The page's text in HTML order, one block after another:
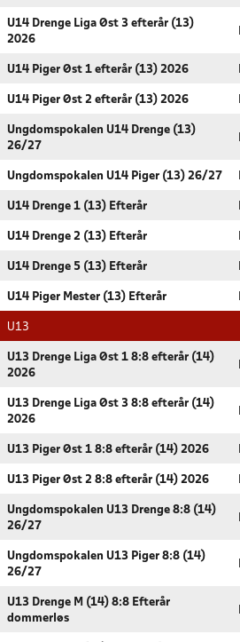
U14 Drenge Liga Øst 3 efterår (13)
2026
U14 Piger Øst 1 efterår (13) 2026
U14 Piger Øst 2 efterår (13) 2026
Ungdomspokalen U14 Drenge (13)
26/27
Ungdomspokalen U14 Piger (13) 26/27
U14 Drenge 1 (13) Efterår
U14 Drenge 2 (13) Efterår
U14 Drenge 5 (13) Efterår
U14 Piger Mester (13) Efterår
U13
U13 Drenge Liga Øst 1 8:8 efterår (14)
2026
U13 Drenge Liga Øst 3 8:8 efterår (14)
2026
U13 Piger Øst 1 8:8 efterår (14) 2026
U13 Piger Øst 2 8:8 efterår (14) 2026
Ungdomspokalen U13 Drenge 8:8 (14)
26/27
Ungdomspokalen U13 Piger 8:8 (14)
26/27
U13 Drenge M (14) 8:8 Efterår
dommerløs